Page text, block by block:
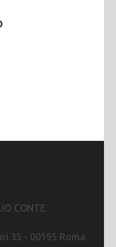
CONTE
35 - 00195 Roma